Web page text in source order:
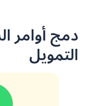
دمج أوامر
التمويل